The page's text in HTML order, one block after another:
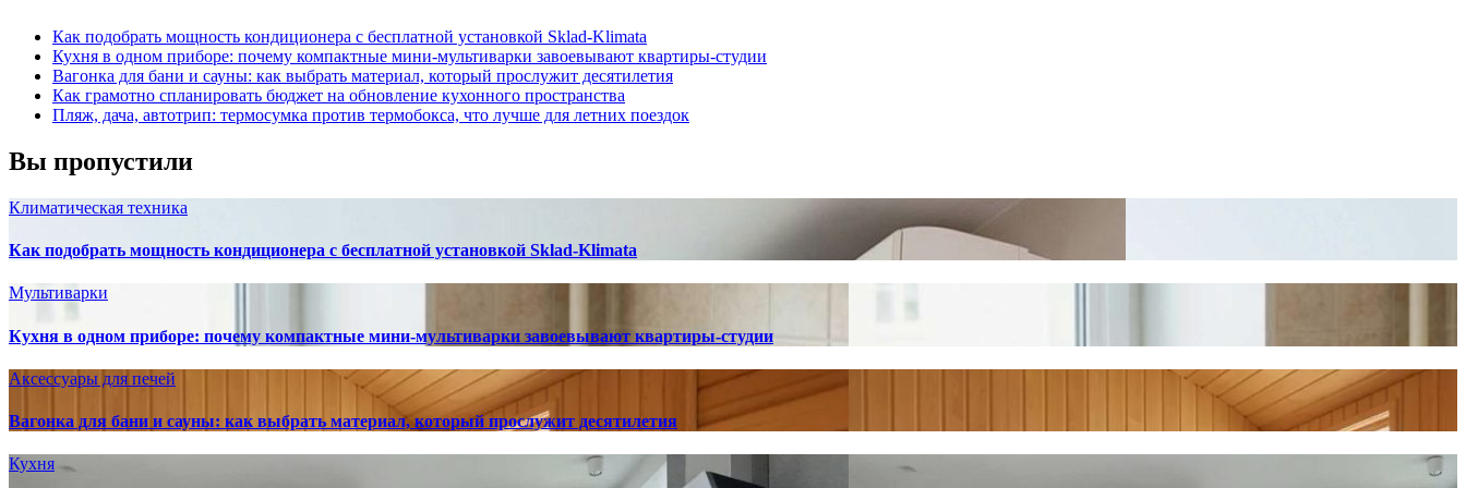
Как подобрать мощность кондиционера с бесплатной установкой Sklad-Klimata
Кухня в одном приборе: почему компактные мини-мультиварки завоевывают квартиры-студии
Вагонка для бани и сауны: как выбрать материал, который прослужит десятилетия
Как грамотно спланировать бюджет на обновление кухонного пространства
Пляж, дача, автотрип: термосумка против термобокса, что лучше для летних поездок
Вы пропустили
Климатическая техника
Как подобрать мощность кондиционера с бесплатной установкой Sklad-Klimata
Мультиварки
Кухня в одном приборе: почему компактные мини-мультиварки завоевывают квартиры-студии
Аксессуары для печей
Вагонка для бани и сауны: как выбрать материал, который прослужит десятилетия
Кухня